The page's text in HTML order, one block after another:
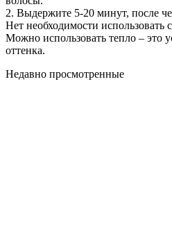
2. Выдержите 5-20 минут, после
Нет необходимости использовать
Можно использовать тепло – это
оттенка.
Недавно просмотренные